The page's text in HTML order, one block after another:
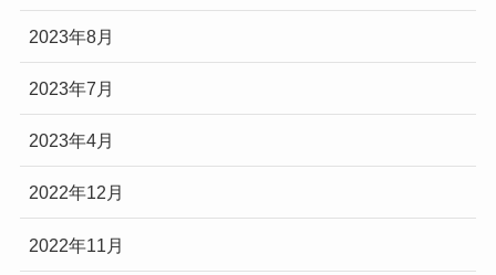
2023年8月
2023年7月
2023年4月
2022年12月
2022年11月